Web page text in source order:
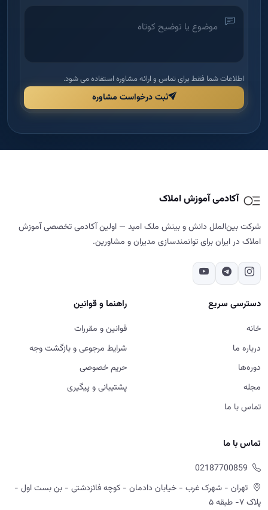
اطلاعات شما فقط برای تماس و ارائه مشاوره استفاده می شود.
ثبت درخواست مشاوره
آکادمی آموزش املاک
شرکت بین‌الملل دانش و بینش ملک امید — اولین آکادمی تخصصی آموزش
املاک در ایران برای توانمندسازی مدیران و مشاورین.
دسترسی سریع
خانه
درباره ما
دوره‌ها
مجله
تماس با ما
راهنما و قوانین
قوانین و مقررات
شرایط مرجوعی و بازگشت وجه
حریم خصوصی
پشتیبانی و پیگیری
تماس با ما
02187700859
تهران - شهرک غرب - خیابان دادمان - کوچه فائزدشتی - بن بست اول -
پلاک ۷- طبقه ۵